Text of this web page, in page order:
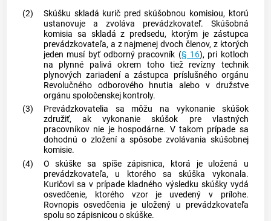
(2)
Skúšku skladá kurič pred skúšobnou komisiou, ktorú
ustanovuje a zvoláva prevádzkovateľ. Skúšobná
komisia sa skladá z predsedu, ktorým je zástupca
prevádzkovateľa, a z najmenej dvoch členov, z ktorých
jeden musí byť odborný pracovník (§ 16), pri kotloch
na plynné palivá okrem toho tiež revízny technik
plynových zariadení a zástupca príslušného orgánu
Revolučného odborového hnutia alebo v družstve
orgánu spoločenskej kontroly.
(3)
Prevádzkovatelia sa môžu na vykonanie skúšok
združiť, ak vykonanie skúšok pre vlastných
pracovníkov nie je hospodárne. V takom prípade sa
dohodnú o zložení a spôsobe zvolávania skúšobnej
komisie.
(4)
O skúške sa spíše zápisnica, ktorá je uložená u
prevádzkovateľa, u ktorého sa skúška vykonala.
Kuričovi sa v prípade kladného výsledku skúšky vydá
osvedčenie, ktorého vzor je uvedený v prílohe.
Rovnopis osvedčenia je uložený u prevádzkovateľa
spolu so zápisnicou o skúške.